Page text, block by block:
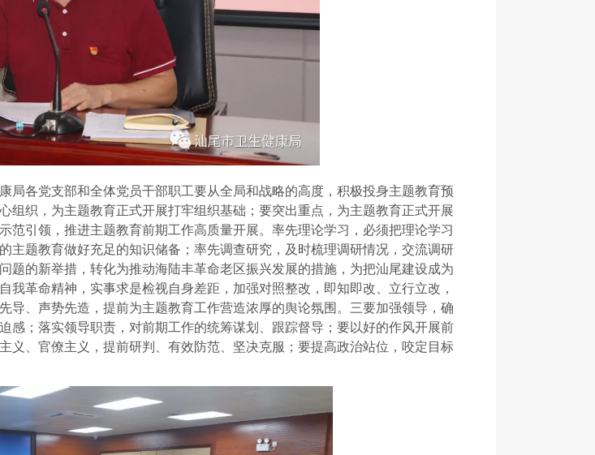
局各党支部和全体党员干部职工要从全局和战略的高度，积极投身主题教育预
组织，为主题教育正式开展打牢组织基础；要突出重点，为主题教育正式开展
范引领，推进主题教育前期工作高质量开展。率先理论学习，必须把理论学习
主题教育做好充足的知识储备；率先调查研究，及时梳理调研情况，交流调研
题的新举措，转化为推动海陆丰革命老区振兴发展的措施，为把汕尾建设成为
我革命精神，实事求是检视自身差距，加强对照整改，即知即改、立行立改，
导、声势先造，提前为主题教育工作营造浓厚的舆论氛围。三要加强领导，确
感；落实领导职责， 对前期工作的统筹谋划、跟踪督导 ； 要以好的作风开展前
义、官僚主义，提前研判、有效防范、坚决克服；要提高政治站位，咬定目标